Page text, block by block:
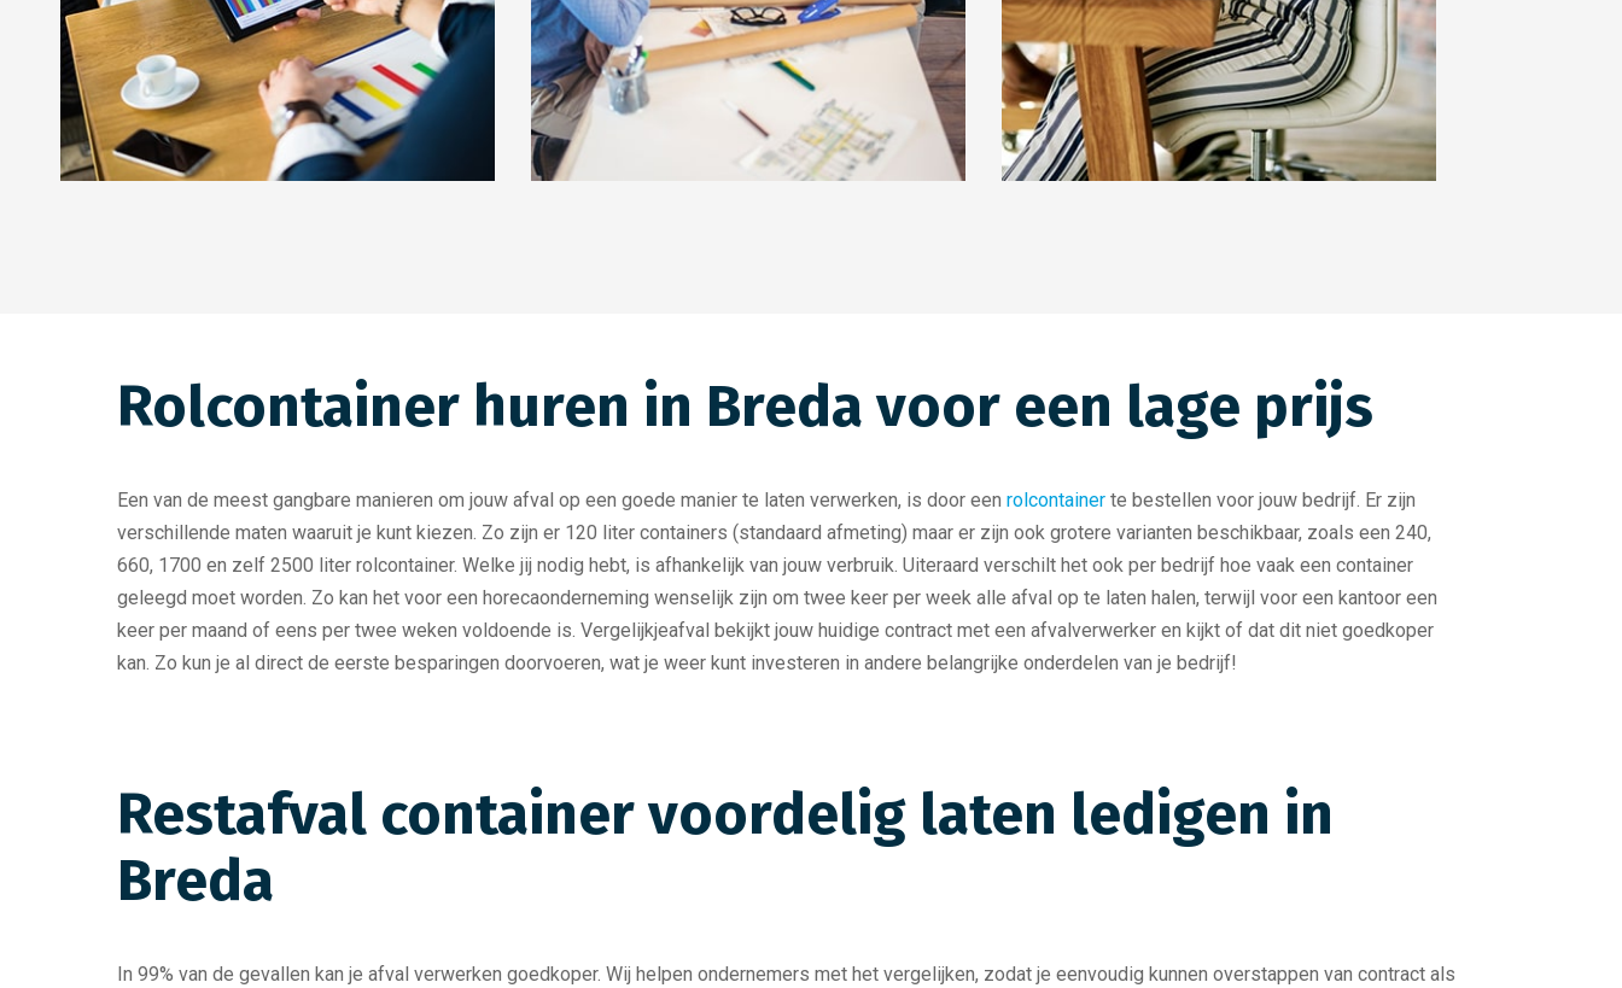
Rolcontainer huren in Breda voor een lage prijs
Een van de meest gangbare manieren om jouw afval op een goede manier te laten verwerken, is door een rolcontainer te bestellen voor jouw bedrijf. Er zijn
verschillende maten waaruit je kunt kiezen. Zo zijn er 120 liter containers (standaard afmeting) maar er zijn ook grotere varianten beschikbaar, zoals een 240,
660, 1700 en zelf 2500 liter rolcontainer. Welke jij nodig hebt, is afhankelijk van jouw verbruik. Uiteraard verschilt het ook per bedrijf hoe vaak een container
geleegd moet worden. Zo kan het voor een horecaonderneming wenselijk zijn om twee keer per week alle afval op te laten halen, terwijl voor een kantoor een
keer per maand of eens per twee weken voldoende is. Vergelijkjeafval bekijkt jouw huidige contract met een afvalverwerker en kijkt of dat dit niet goedkoper
kan. Zo kun je al direct de eerste besparingen doorvoeren, wat je weer kunt investeren in andere belangrijke onderdelen van je bedrijf!
Restafval container voordelig laten ledigen in
Breda
In 99% van de gevallen kan je afval verwerken goedkoper. Wij helpen ondernemers met het vergelijken, zodat je eenvoudig kunnen overstappen van contract als